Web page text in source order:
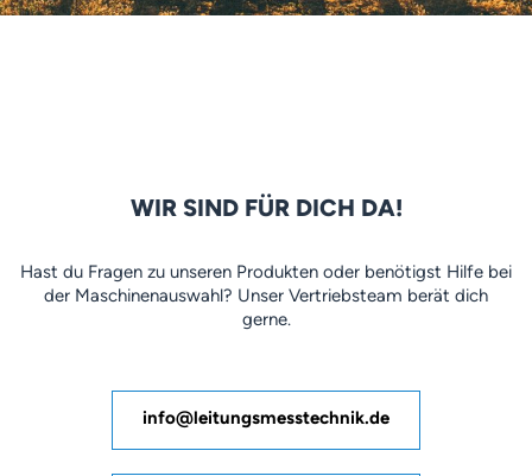
WIR SIND FÜR DICH DA!
Hast du Fragen zu unseren Produkten oder benötigst Hilfe bei
der Maschinenauswahl? Unser Vertriebsteam berät dich
gerne.
info@leitungsmesstechnik.de